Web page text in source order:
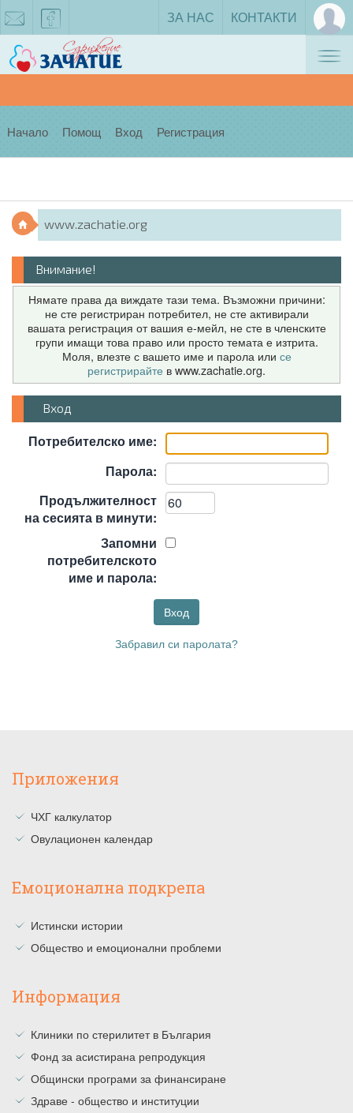
facebook
ЗА НАС КОНТАКТИ
Начало Помощ Вход Регистрация
www.zachatie.org
Внимание!
Нямате права да виждате тази тема. Възможни причини:
не сте регистриран потребител, не сте активирали
вашата регистрация от вашия е-мейл, не сте в членските
групи имащи това право или просто темата е изтрита.
Моля, влезте с вашето име и парола или се
регистрирайте в www.zachatie.org.
Вход
Потребителско име:
Парола:
Продължителност
на сесията в минути:
Запомни
потребителското
име и парола:
Забравил си паролата?
Приложения
ЧХГ калкулатор
Овулационен календар
Емоционална подкрепа
Истински истории
Общество и емоционални проблеми
Информация
Клиники по стерилитет в България
Фонд за асистирана репродукция
Общински програми за финансиране
Здраве - общество и институции